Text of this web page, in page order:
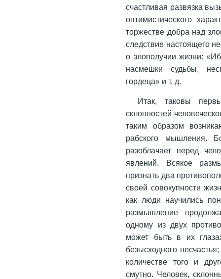
счастливая развязка
оптимистического
торжестве добра над
следствие настоящего
о злополучии жизни:
насмешки судьбы,
гордеца» и т. д.
Итак, таковы
склонностей
таким образом
рабского мышления.
разоблачает перед
явлений. Всякое
признать два
своей совокупности
как люди научились
размышление
одному из двух
может быть в их
безысходного
количестве того и
смутно. Человек,